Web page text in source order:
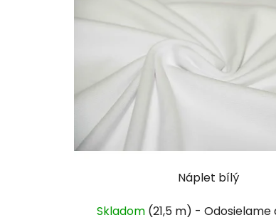
Náplet bílý
Skladom (21,5 m)